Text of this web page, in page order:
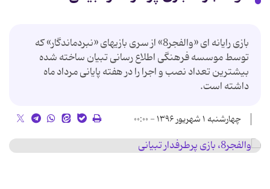
بازی رایانه ای «والفجر8» از سری بازیهای «نبردماندگار» که
توسط موسسه فرهنگی اطلاع رسانی تبیان ساخته شده
بیشترین تعداد نصب و اجرا را در هفته پایانی مرداد ماه
داشته است.
چهارشنبه ۱ شهریور ۱۳۹۶ - ۰۰:۰۰